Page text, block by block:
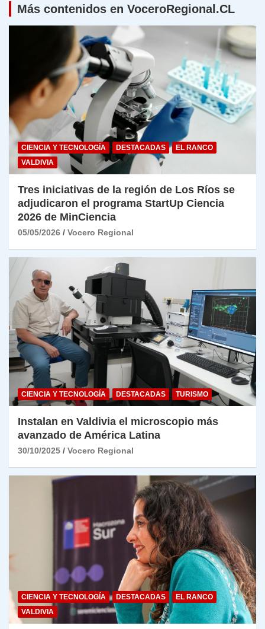
Más contenidos en VoceroRegional.CL
CIENCIA Y TECNOLOGÍA DESTACADAS
EL RANCO
VALDIVIA
Tres iniciativas de la región de Los Ríos se
adjudicaron el programa StartUp Ciencia
2026 de MinCiencia
05/05/2026 Vocero Regional
CIENCIA Y TECNOLOGÍA DESTACADAS TURISMO
Instalan en Valdivia el microscopio más
avanzado de América Latina
30/10/2025 Vocero Regional
CIENCIA Y TECNOLOGÍA DESTACADAS
EL RANCO
VALDIVIA